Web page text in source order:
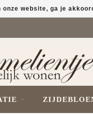
onze website, ga je